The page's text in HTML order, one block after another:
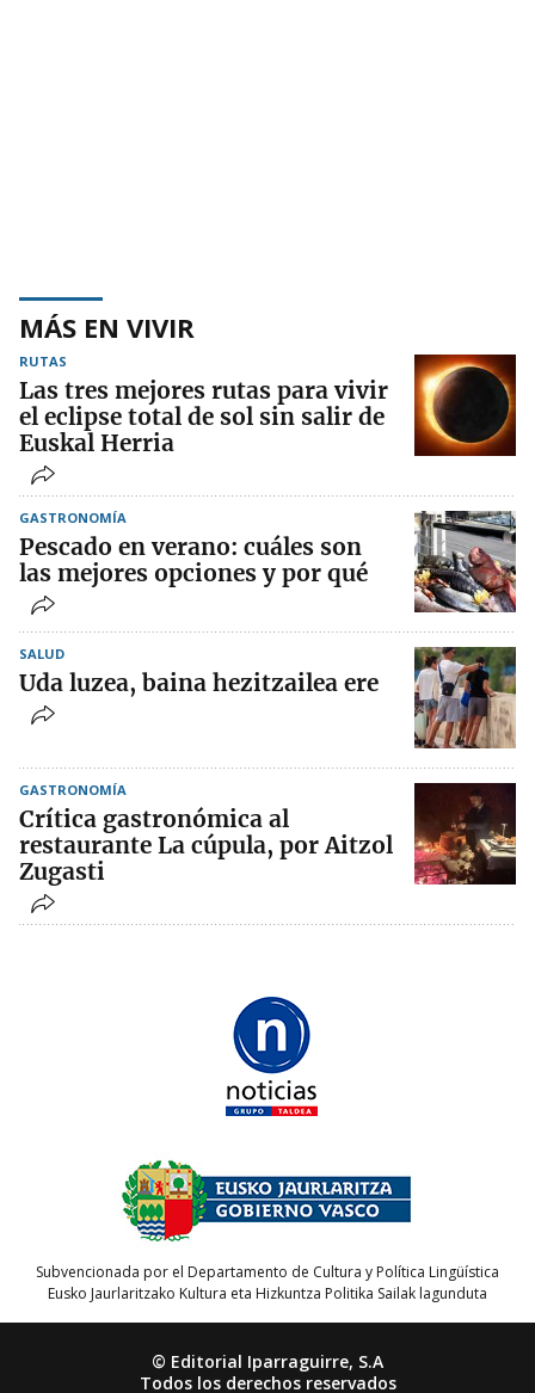
MÁS EN VIVIR
RUTAS
Las tres mejores rutas para vivir
el eclipse total de sol sin salir de
Euskal Herria
GASTRONOMÍA
Pescado en verano: cuáles son
las mejores opciones y por qué
SALUD
Uda luzea, baina hezitzailea ere
GASTRONOMÍA
Crítica gastronómica al
restaurante La cúpula, por Aitzol
Zugasti
Subvencionada por el Departamento de Cultura y Política Lingüística
Eusko Jaurlaritzako Kultura eta Hizkuntza Politika Sailak lagunduta
© Editorial Iparraguirre, S.A
Todos los derechos reservados